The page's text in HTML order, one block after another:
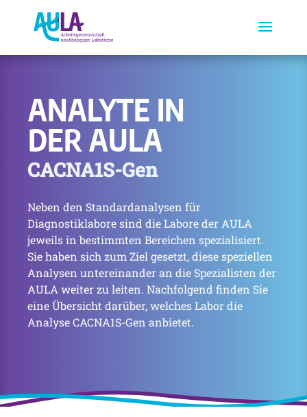
ANALYTE IN
DER AULA
CACNA1S-Gen
Neben den Standardanalysen für
Diagnostiklabore sind die Labore der AULA
jeweils in bestimmten Bereichen spezialisiert.
Sie haben sich zum Ziel gesetzt, diese speziellen
Analysen untereinander an die Spezialisten der
AULA weiter zu leiten. Nachfolgend finden Sie
eine Übersicht darüber, welches Labor die
Analyse CACNA1S-Gen anbietet.